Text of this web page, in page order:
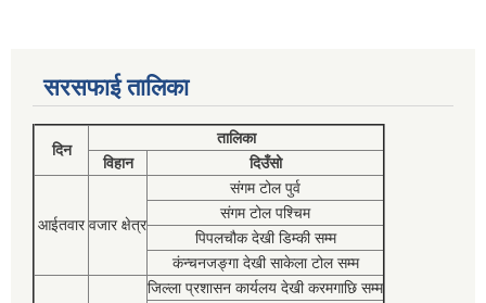
सरसफाई तालिका
दिन
तालिका
विहान
दिउँसो
आईतवार वजार क्षेत्र
संगम टोल पुर्व
संगम टोल पश्चिम
पिपलचौक देखी डिम्की सम्म
कंन्चनजङ्गा देखी साकेला टोल सम्म
जिल्ला प्रशासन कार्यलय देखी करमगाछि सम्म